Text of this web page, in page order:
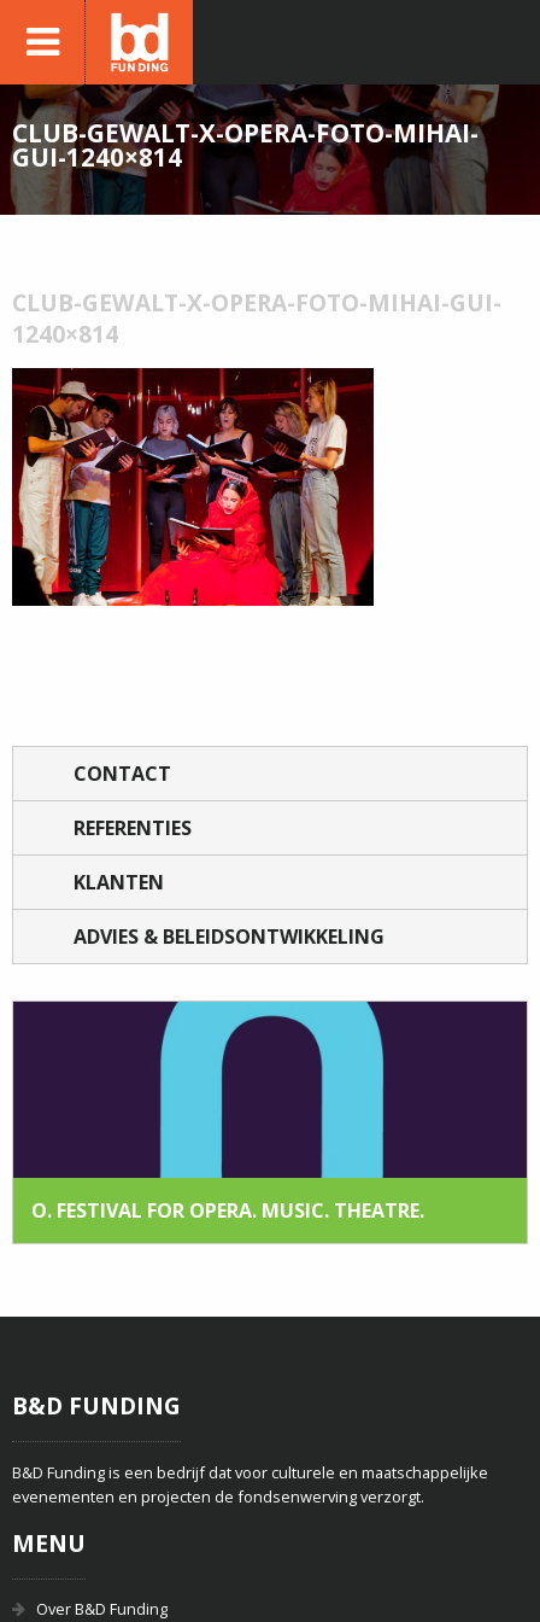
CLUB-GEWALT-X-OPERA-FOTO-MIHAI-
GUI-1240×814
CLUB-GEWALT-X-OPERA-FOTO-MIHAI-GUI-
1240×814
CONTACT
REFERENTIES
KLANTEN
ADVIES & BELEIDSONTWIKKELING
O. FESTIVAL FOR OPERA. MUSIC. THEATRE.
B&D FUNDING
B&D Funding is een bedrijf dat voor culturele en maatschappelijke
evenementen en projecten de fondsenwerving verzorgt.
MENU
Over B&D Funding